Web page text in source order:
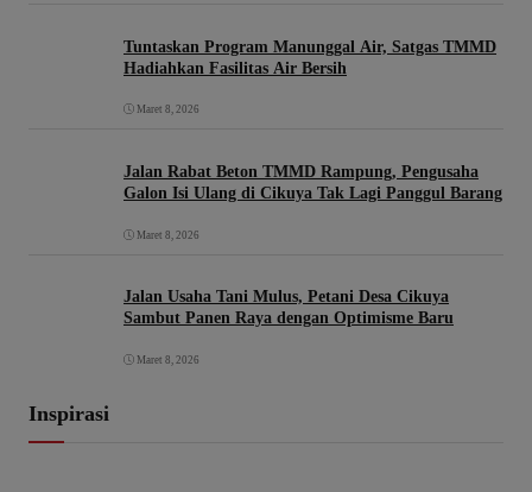
Tuntaskan Program Manunggal Air, Satgas TMMD
Hadiahkan Fasilitas Air Bersih
Maret 8, 2026
Jalan Rabat Beton TMMD Rampung, Pengusaha
Galon Isi Ulang di Cikuya Tak Lagi Panggul Barang
Maret 8, 2026
Jalan Usaha Tani Mulus, Petani Desa Cikuya
Sambut Panen Raya dengan Optimisme Baru
Maret 8, 2026
Inspirasi